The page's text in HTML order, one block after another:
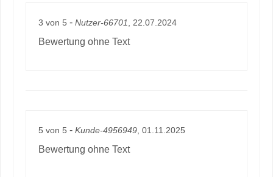
3 von 5 - Nutzer-66701 , 22.07.2024
Bewertung ohne Text
5 von 5 - Kunde-4956949 , 01.11.2025
Bewertung ohne Text